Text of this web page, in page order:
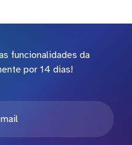
funcionalidades da
por 14 dias!